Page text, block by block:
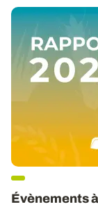
Rapport
Le nouveau
trouverez un
l’institut pour la
Évènements